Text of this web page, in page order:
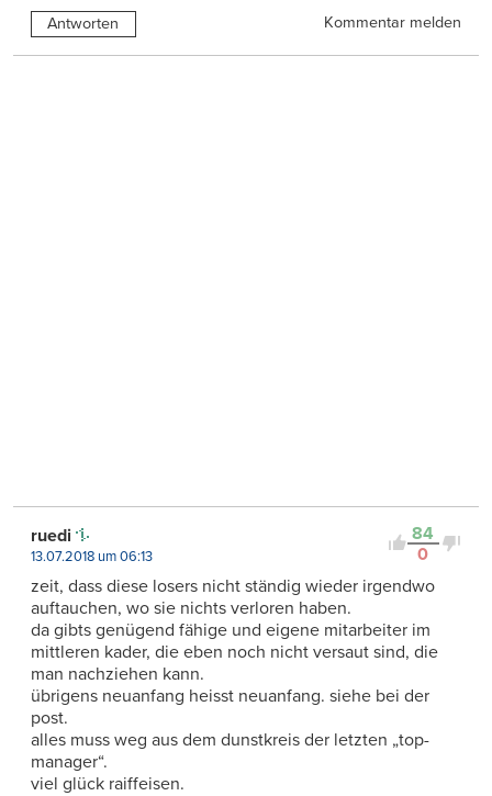
Antworten Kommentar melden
84
0
ruedi
13.07.2018 um 06:13
zeit, dass diese losers nicht ständig wieder irgendwo
auftauchen, wo sie nichts verloren haben.
da gibts genügend fähige und eigene mitarbeiter im
mittleren kader, die eben noch nicht versaut sind, die
man nachziehen kann.
übrigens neuanfang heisst neuanfang. siehe bei der
post.
alles muss weg aus dem dunstkreis der letzten „top-
manager“.
viel glück raiffeisen.